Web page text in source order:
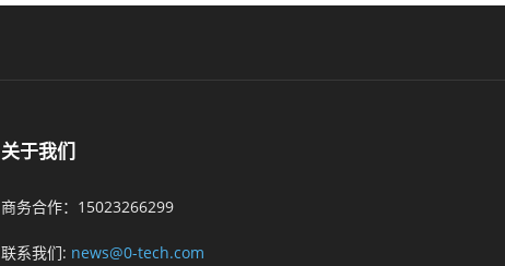
关于我们
商务合作：15023266299
联系我们: news@0-tech.com